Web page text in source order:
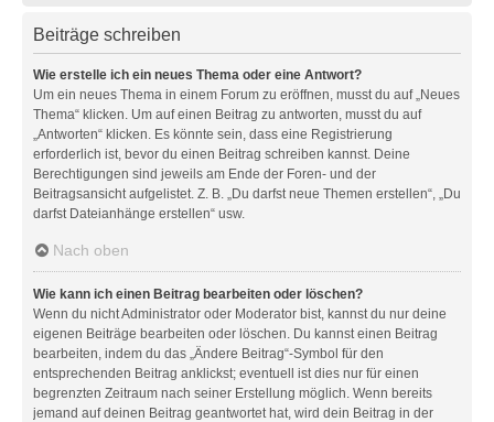
Beiträge schreiben
Wie erstelle ich ein neues Thema oder eine Antwort?
Um ein neues Thema in einem Forum zu eröffnen, musst du auf „Neues
Thema“ klicken. Um auf einen Beitrag zu antworten, musst du auf
„Antworten“ klicken. Es könnte sein, dass eine Registrierung
erforderlich ist, bevor du einen Beitrag schreiben kannst. Deine
Berechtigungen sind jeweils am Ende der Foren- und der
Beitragsansicht aufgelistet. Z. B. „Du darfst neue Themen erstellen“, „Du
darfst Dateianhänge erstellen“ usw.
Nach oben
Wie kann ich einen Beitrag bearbeiten oder löschen?
Wenn du nicht Administrator oder Moderator bist, kannst du nur deine
eigenen Beiträge bearbeiten oder löschen. Du kannst einen Beitrag
bearbeiten, indem du das „Ändere Beitrag“-Symbol für den
entsprechenden Beitrag anklickst; eventuell ist dies nur für einen
begrenzten Zeitraum nach seiner Erstellung möglich. Wenn bereits
jemand auf deinen Beitrag geantwortet hat, wird dein Beitrag in der